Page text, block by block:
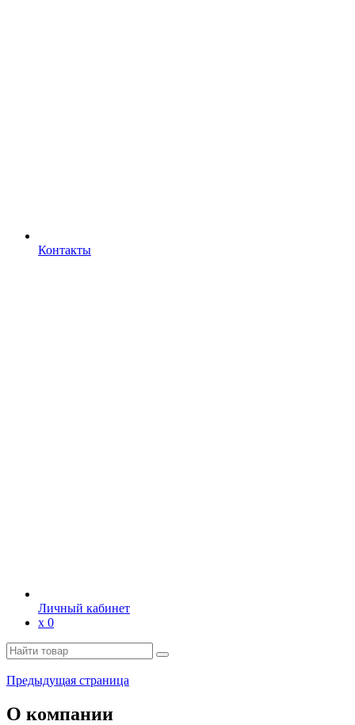
Контакты
Личный кабинет
х 0
Предыдущая страница
О компании